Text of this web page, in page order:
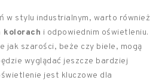
w stylu industrialnym, warto również
kolorach i odpowiednim oświetleniu.
jak szarości, beże czy biele, mogą
wyglądać jeszcze bardziej
jest kluczowe dla